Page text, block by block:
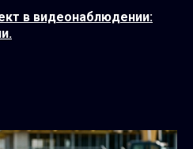
в видеонаблюдении: